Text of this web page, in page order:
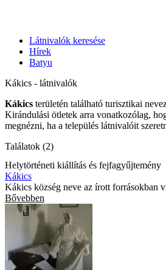
Látnivalók keresése
Hírek
Batyu
Kákics - látnivalók
Kákics területén található turisztikai
Kirándulási ötletek arra vonatkozólag,
megnézni, ha a település látnivalóit
Találatok (2)
Helytörténeti kiállítás és fejfagyűjtemény
Kákics
Kákics község neve az írott forrásokban
Bővebben